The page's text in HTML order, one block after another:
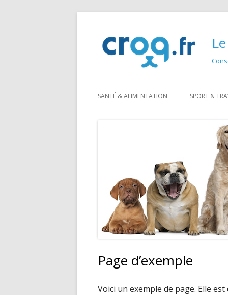
SANTÉ & ALIMENTATION SPORT &
Page d’exemple
Voici un exemple de page. Elle